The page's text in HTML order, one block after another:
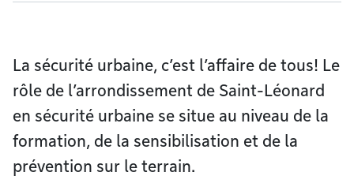
La sécurité urbaine, c’est l’affaire de tous! Le
rôle de l’arrondissement de Saint-Léonard
en sécurité urbaine se situe au niveau de la
formation, de la sensibilisation et de la
prévention sur le terrain.